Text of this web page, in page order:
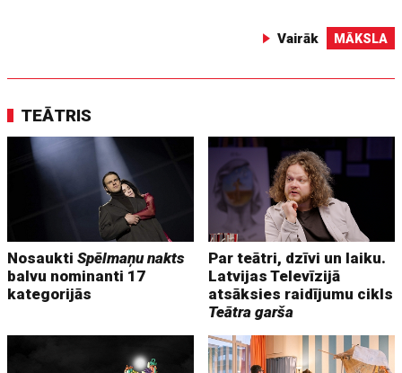
Vairāk MĀKSLA
TEĀTRIS
NosauktiSpēlmaņu nakts
balvu nominanti 17
kategorijās
Par teātri, dzīvi un laiku.
Latvijas Televīzijā
atsāksies raidījumu cikls
Teātra garša